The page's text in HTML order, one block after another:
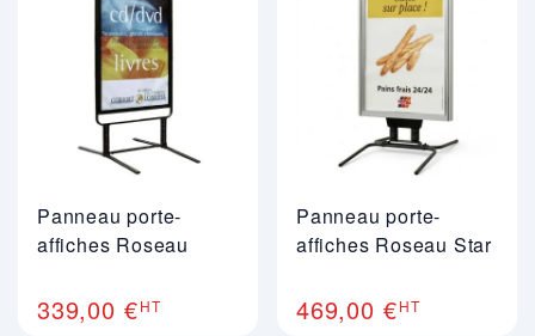
Panneau porte-
affiches Roseau
339,00 €HT
Panneau porte-
affiches Roseau Star
469,00 €HT